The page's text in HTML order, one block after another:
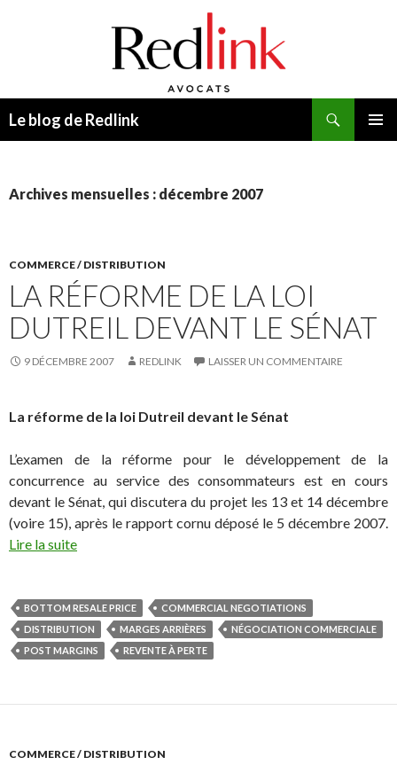
Le blog de Redlink
Archives mensuelles : décembre 2007
COMMERCE / DISTRIBUTION
LA RÉFORME DE LA LOI
DUTREIL DEVANT LE SÉNAT
9 DÉCEMBRE 2007 REDLINK LAISSER UN COMMENTAIRE
La réforme de la loi Dutreil devant le Sénat
L’examen de la réforme pour le développement de la
concurrence au service des consommateurs est en cours
devant le Sénat, qui discutera du projet les 13 et 14 décembre
(voire 15), après le rapport cornu déposé le 5 décembre 2007.
Lire la suite
BOTTOM RESALE PRICE
COMMERCIAL NEGOTIATIONS
DISTRIBUTION
MARGES ARRIÈRES
NÉGOCIATION COMMERCIALE
POST MARGINS
REVENTE À PERTE
COMMERCE / DISTRIBUTION